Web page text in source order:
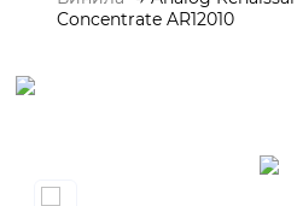
Наушники
Concentrate AR12010